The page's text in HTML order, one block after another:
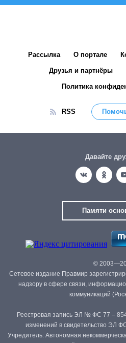
Рассылка О портале
Друзья и партнёры
Политика
RSS
Давайте
Памяти
©
Сетевое издание Правмир
надзору в сфере связи,
коммуникаций
Реестровая запись ЭЛ № ФС 77 –
изменений в свидетельство ЭЛ
Учредитель: Автономная